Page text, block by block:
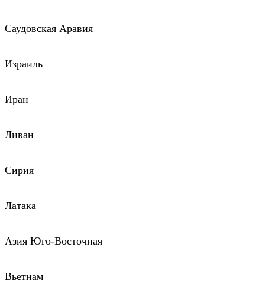
Саудовская Аравия
Израиль
Иран
Ливан
Сирия
Латака
Азия Юго-Восточная
Вьетнам